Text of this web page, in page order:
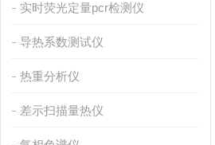
实时荧光定量pcr检测仪
导热系数测试仪
热重分析仪
差示扫描量热仪